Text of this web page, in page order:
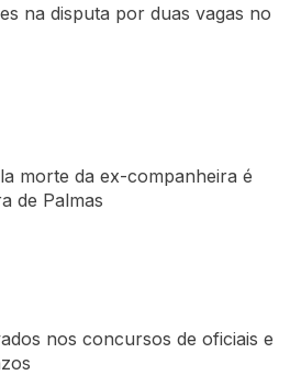
na disputa por duas vagas no
morte da ex-companheira é
de Palmas
nos concursos de oficiais e